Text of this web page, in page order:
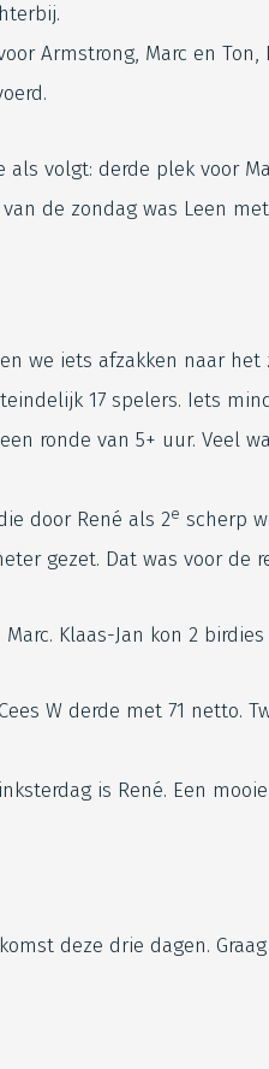
Armstrong, Marc en
als volgt: derde plek voor
de zondag was Leen
we iets afzakken naar
17 spelers. Iets
ronde van 5+ uur. Veel
door René als 2e scherp
gezet. Dat was voor de
Klaas-Jan kon 2
W derde met 71 netto.
is René. Een
deze drie dagen.